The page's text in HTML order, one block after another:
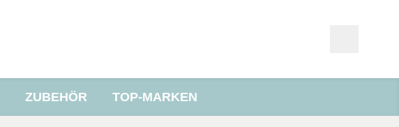
ZUBEHÖR TOP-MARKEN